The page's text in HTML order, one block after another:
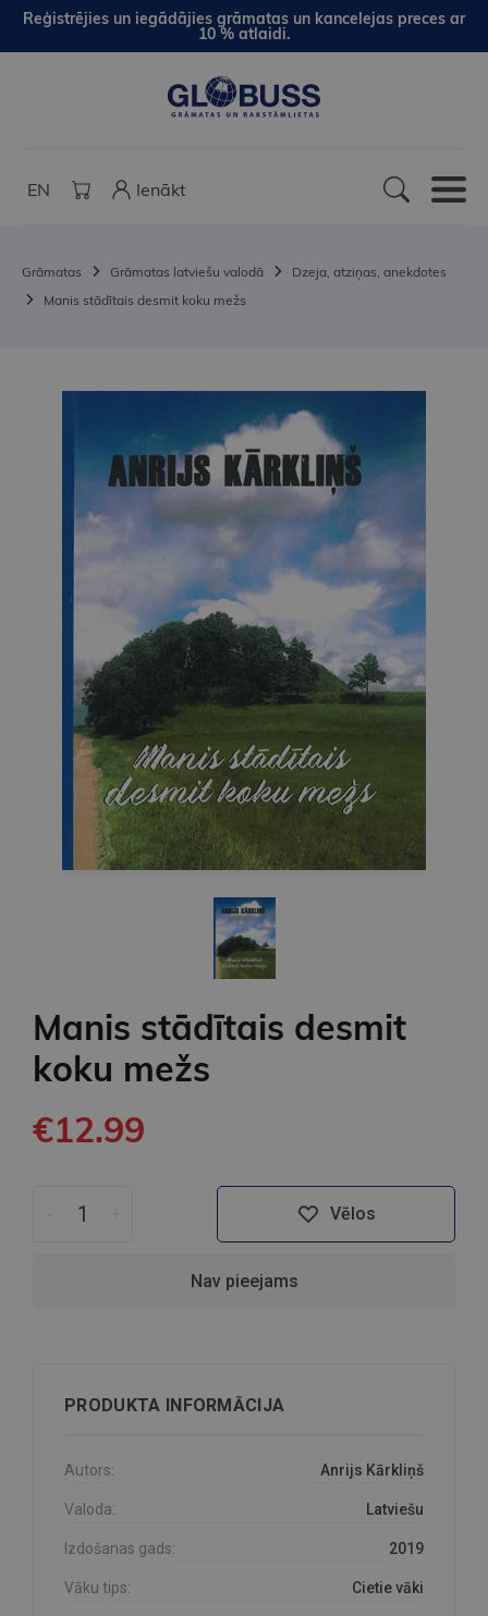
Reģistrējies un iegādājies grāmatas un kancelejas preces ar
10 % atlaidi.
EN Ienākt
Grāmatas Grāmatas latviešu valodā
Dzeja, atziņas, anekdotes
Manis stādītais desmit koku mežs
Manis stādītais desmit
koku mežs
€12.99
Vēlos
Nav pieejams
PRODUKTA INFORMĀCIJA
Autors: Anrijs Kārkliņš
Valoda: Latviešu
Izdošanas gads: 2019
Vāku tips: Cietie vāki